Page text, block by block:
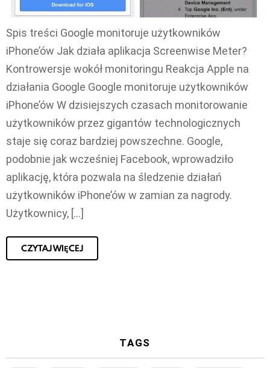
Spis treści Google monitoruje użytkowników
iPhone’ów Jak działa aplikacja Screenwise Meter?
Kontrowersje wokół monitoringu Reakcja Apple na
działania Google Google monitoruje użytkowników
iPhone’ów W dzisiejszych czasach monitorowanie
użytkowników przez gigantów technologicznych
staje się coraz bardziej powszechne. Google,
podobnie jak wcześniej Facebook, wprowadziło
aplikację, która pozwala na śledzenie działań
użytkowników iPhone’ów w zamian za nagrody.
Użytkownicy, […]
CZYTAJ WIĘCEJ
TAGS